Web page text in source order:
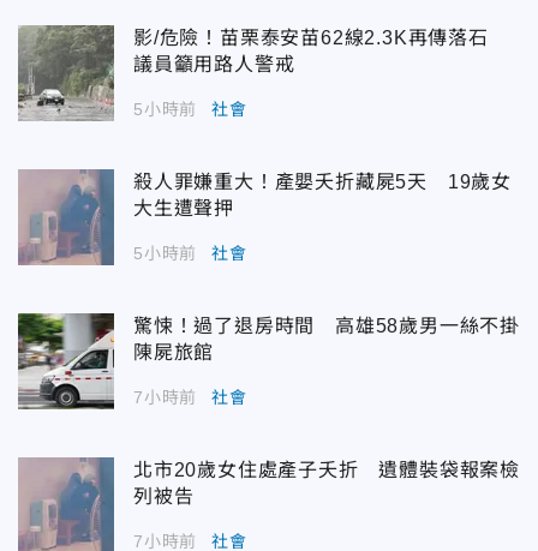
影/危險！苗栗泰安苗62線2.3K再傳落石
議員籲用路人警戒
5小時前 社會
殺人罪嫌重大！產嬰夭折藏屍5天 19歲女
大生遭聲押
5小時前 社會
驚悚！過了退房時間 高雄58歲男一絲不掛
陳屍旅館
7小時前 社會
北市20歲女住處產子夭折 遺體裝袋報案檢
列被告
7小時前 社會